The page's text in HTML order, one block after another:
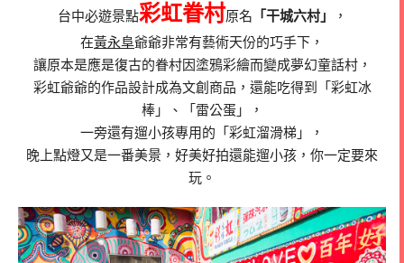
台中必遊景點彩虹眷村原名 「干城六村」
，
在黃永阜爺爺非常有藝術天份的巧手下，
讓原本是應是復古的眷村因塗鴉彩繪而變成夢幻童話村，
彩虹爺爺的作品設計成為文創商品，還能吃得到「彩虹冰
棒」、「雷公蛋」，
一旁還有遛小孩專用的「彩虹溜滑梯」，
晚上點燈又是一番美景，好美好拍還能遛小孩，你一定要來
玩。